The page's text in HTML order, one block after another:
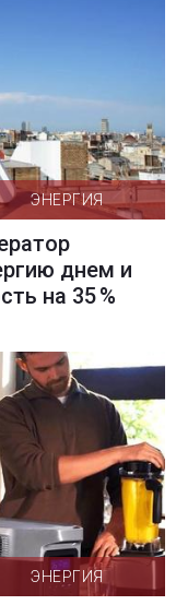
ЭНЕРГИЯ
днем и
на 35 %
ЭНЕРГИЯ